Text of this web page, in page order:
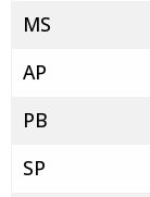
MS
AP
PB
SP